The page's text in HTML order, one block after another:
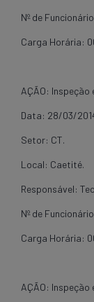
Nº de
Carga Horária:
AÇÃO: Inspeção
Data: 28/03/
Setor: CT.
Local: Caetité.
Responsável:
Nº de
Carga Horária:
AÇÃO: Inspeção